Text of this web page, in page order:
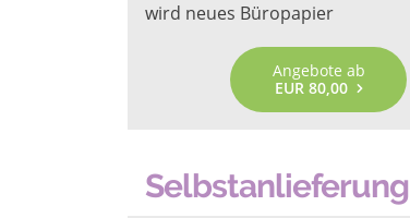
wird neues Büropapier
Angebote ab
EUR 80,00
Selbstanlieferung